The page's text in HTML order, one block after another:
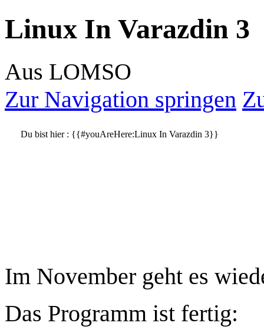
Linux In Varazdin 3
Aus LOMSO
Zur Navigation springen
Du bist hier : {{#youAreHere:Linux In Varazdin 3}}
Im November geht es
Das Programm ist fertig: